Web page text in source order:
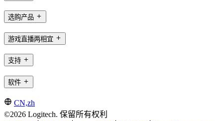
选购产品
游戏直播两相宜
支持
软件
CN,zh
©2026 Logitech. 保留所有权利